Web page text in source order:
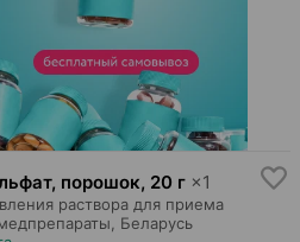
порошок, 20 г ×1
раствора для приема
, Беларусь